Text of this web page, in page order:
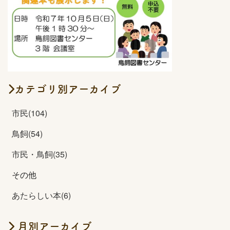
カテゴリ別アーカイブ
市民(104)
鳥飼(54)
市民・鳥飼(35)
その他
あたらしい本(6)
月別アーカイブ